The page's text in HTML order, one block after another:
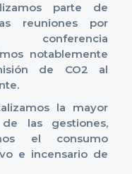
parte de
reuniones por
conferencia
notablemente
de CO2 al
la mayor
las gestiones,
el consumo
e incensario de